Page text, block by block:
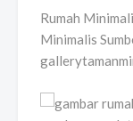
Rumah
Minimalis